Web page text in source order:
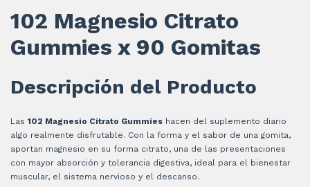
102 Magnesio Citrato
Gummies x 90 Gomitas
Descripción del Producto
Las 102 Magnesio Citrato Gummies hacen del suplemento diario
algo realmente disfrutable. Con la forma y el sabor de una gomita,
aportan magnesio en su forma citrato, una de las presentaciones
con mayor absorción y tolerancia digestiva, ideal para el bienestar
muscular, el sistema nervioso y el descanso.